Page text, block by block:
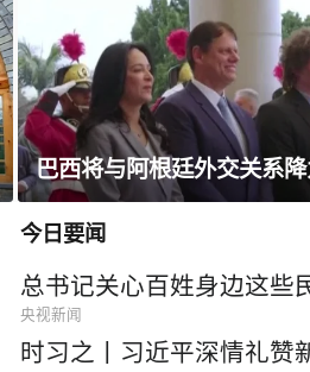
巴西将与阿根廷外交关系
今日要闻
总书记关心百姓身边这些
央视新闻
时习之丨习近平深情礼赞